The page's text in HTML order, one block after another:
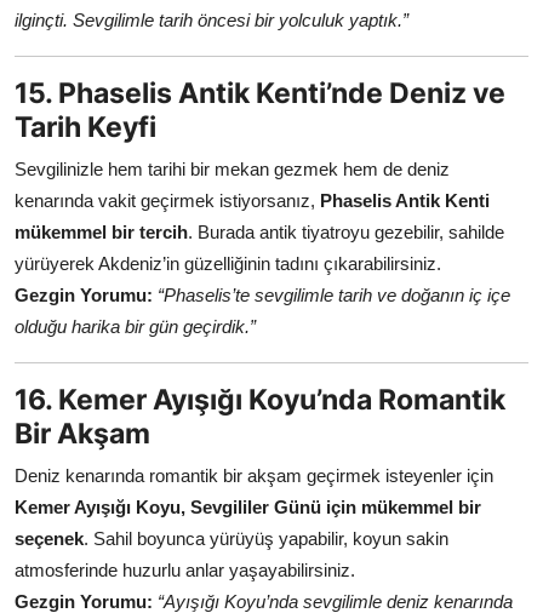
ilginçti. Sevgilimle tarih öncesi bir yolculuk yaptık.”
15. Phaselis Antik Kenti’nde Deniz ve
Tarih Keyfi
Sevgilinizle hem tarihi bir mekan gezmek hem de deniz
kenarında vakit geçirmek istiyorsanız, Phaselis Antik Kenti
mükemmel bir tercih. Burada antik tiyatroyu gezebilir, sahilde
yürüyerek Akdeniz’in güzelliğinin tadını çıkarabilirsiniz.
Gezgin Yorumu: “Phaselis’te sevgilimle tarih ve doğanın iç içe
olduğu harika bir gün geçirdik.”
16. Kemer Ayışığı Koyu’nda Romantik
Bir Akşam
Deniz kenarında romantik bir akşam geçirmek isteyenler için
Kemer Ayışığı Koyu, Sevgililer Günü için mükemmel bir
seçenek. Sahil boyunca yürüyüş yapabilir, koyun sakin
atmosferinde huzurlu anlar yaşayabilirsiniz.
Gezgin Yorumu: “Ayışığı Koyu’nda sevgilimle deniz kenarında